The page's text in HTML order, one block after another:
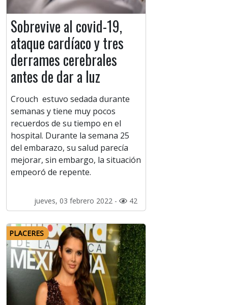
Sobrevive al covid-19,
ataque cardíaco y tres
derrames cerebrales
antes de dar a luz
Crouch estuvo sedada durante
semanas y tiene muy pocos
recuerdos de su tiempo en el
hospital. Durante la semana 25
del embarazo, su salud parecía
mejorar, sin embargo, la situación
empeoró de repente.
jueves, 03 febrero 2022 - 42
PLACERES